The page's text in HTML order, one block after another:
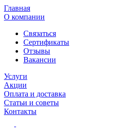
Главная
О компании
Связаться
Сертификаты
Отзывы
Вакансии
Услуги
Акции
Оплата и доставка
Статьи и советы
Контакты